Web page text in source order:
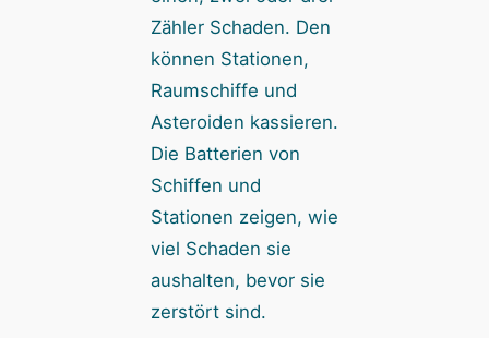
Zähler Schaden. Den
können Stationen,
Raumschiffe und
Asteroiden kassieren.
Die Batterien von
Schiffen und
Stationen zeigen, wie
viel Schaden sie
aushalten, bevor sie
zerstört sind.